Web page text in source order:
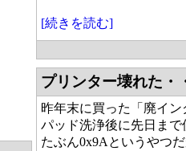
[続きを読む]
プリンター壊れた・
昨年末に買った「廃イン
パッド洗浄後に先日まで
たぶん0x9Aというやつ